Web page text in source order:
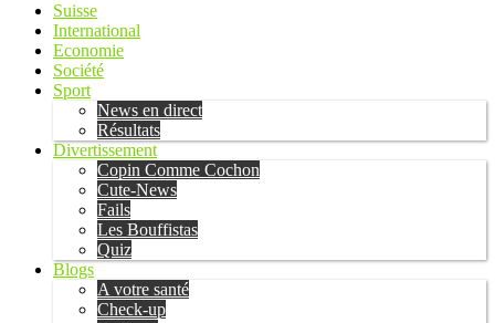
Suisse
International
Economie
Société
Sport
News en direct
Résultats
Divertissement
Copin Comme Cochon
Cute-News
Fails
Les Bouffistas
Quiz
Blogs
A votre santé
Check-up